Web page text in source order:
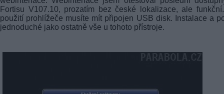
Fortisu V107.10, prozatím bez české lokalizace, ale
použití prohlížeče musíte mít připojen USB disk. Instalace a
jednoduché jako ostatně vše u tohoto přístroje.